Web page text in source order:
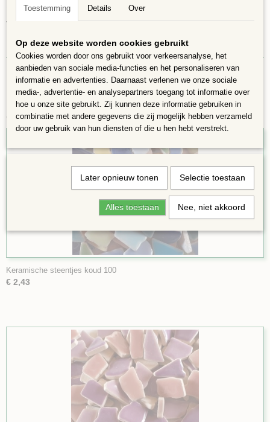
100 gram is ongeveer 60 stukjes en is voldoende voor ca 12 x 12 cm.
Verschillende vormen 4 tot 20 mm groot en 4mm dik
Ook interessant
Keramische steentjes koud 100
€ 2,43
Toestemming Details Over
Op deze website worden cookies gebruikt
Cookies worden door ons gebruikt voor verkeersanalyse, het
aanbieden van sociale media-functies en het personaliseren van
informatie en advertenties. Daarnaast verlenen we onze sociale
media-, advertentie- en analysepartners toegang tot informatie over
hoe u onze site gebruikt. Zij kunnen deze informatie gebruiken in
combinatie met andere gegevens die zij mogelijk hebben verzameld
door uw gebruik van hun diensten of die u hen hebt verstrekt.
Later opnieuw tonen Selectie toestaan
Alles toestaan Nee, niet akkoord